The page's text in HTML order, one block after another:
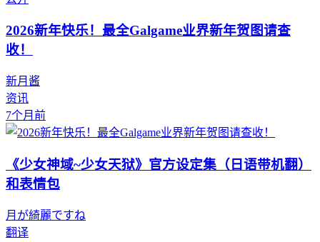
2026新年快乐！最全Galgame业界新年贺图请查
收！
新月酱
资讯
7个月前
《少女神域~少女天狱》官方设定集（日语带机翻）
和表情包
月が綺麗ですね
翻译